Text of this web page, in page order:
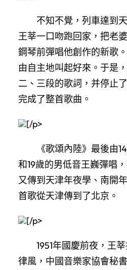
不知不覺，列車達到天
王莘一口吻跑回家，把老
鋼琴前彈唱他創作的新歌
由自主地叫起好來。于是
二、三段的歌詞，并停止
完成了整首歌曲。
[/p>
《歌頌內陸》最後由14
和19歲的男低音王巍彈唱
又傳到天津年夜學、南開
首歌從天津傳到了北京。
[/p>
1951年國慶前夜，王莘
律風，中國音樂家協會秘